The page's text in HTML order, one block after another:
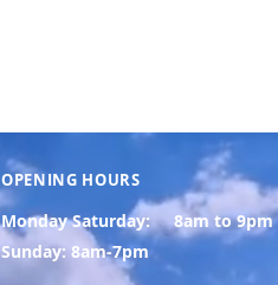
OPENING HOURS
Monday Saturday:
8am to 9pm
Sunday: 8am-7pm